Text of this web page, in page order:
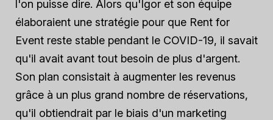
l'on puisse dire. Alors qu'Igor et son équipe
élaboraient une stratégie pour que Rent for
Event reste stable pendant le COVID-19, il savait
qu'il avait avant tout besoin de plus d'argent.
Son plan consistait à augmenter les revenus
grâce à un plus grand nombre de réservations,
qu'il obtiendrait par le biais d'un marketing